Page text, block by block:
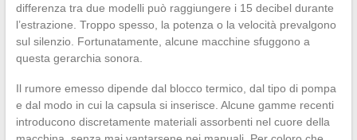
differenza tra due modelli può raggiungere i 15 decibel durante
l’estrazione. Troppo spesso, la potenza o la velocità prevalgono
sul silenzio. Fortunatamente, alcune macchine sfuggono a
questa gerarchia sonora.
Il rumore emesso dipende dal blocco termico, dal tipo di pompa
e dal modo in cui la capsula si inserisce. Alcune gamme recenti
introducono discretamente materiali assorbenti nel cuore della